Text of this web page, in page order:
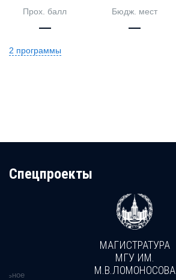
Прох. балл
—
Бюдж. мест
—
2 программы
Cпецпроекты
МАГИСТРАТУРА
МГУ ИМ.
М.В.ЛОМОНОСОВА